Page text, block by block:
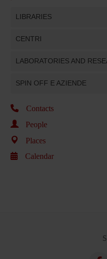
LIBRARIES
CENTRI
LABORATORIES AND
SPIN OFF E AZIENDE
Contacts
People
Places
Calendar